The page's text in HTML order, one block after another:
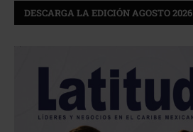
DESCARGA LA EDICIÓN AGOSTO 2026